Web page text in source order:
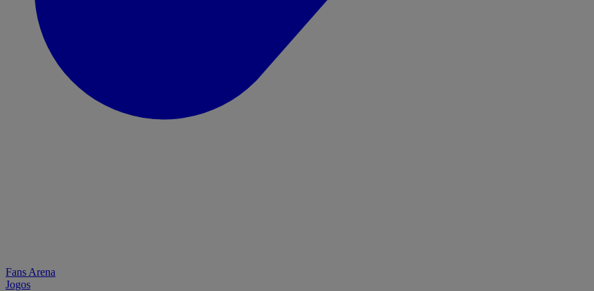
Fans Arena
Jogos